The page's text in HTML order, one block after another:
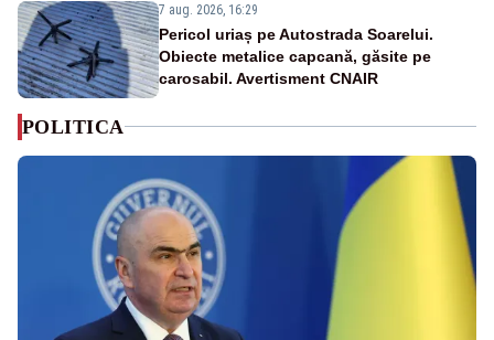
7 aug. 2026, 16:29
Pericol uriaș pe Autostrada Soarelui.
Obiecte metalice capcană, găsite pe
carosabil. Avertisment CNAIR
POLITICA